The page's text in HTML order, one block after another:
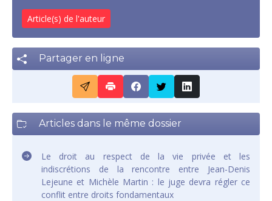
Article(s) de l'auteur
Partager en ligne
Articles dans le même dossier
Le droit au respect de la vie privée et les
indiscrétions de la rencontre entre Jean-Denis
Lejeune et Michèle Martin : le juge devra régler ce
conflit entre droits fondamentaux